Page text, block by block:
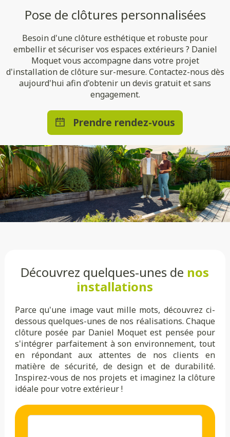
Pose de clôtures personnalisées
Besoin d'une clôture esthétique et robuste pour
embellir et sécuriser vos espaces extérieurs ? Daniel
Moquet vous accompagne dans votre projet
d'installation de clôture sur-mesure. Contactez-nous dès
aujourd'hui afin d'obtenir un devis gratuit et sans
engagement.
Prendre rendez-vous
Découvrez quelques-unes de nos
installations
Parce qu'une image vaut mille mots, découvrez ci-
dessous quelques-unes de nos réalisations. Chaque
clôture posée par Daniel Moquet est pensée pour
s'intégrer parfaitement à son environnement, tout
en répondant aux attentes de nos clients en
matière de sécurité, de design et de durabilité.
Inspirez-vous de nos projets et imaginez la clôture
idéale pour votre extérieur !